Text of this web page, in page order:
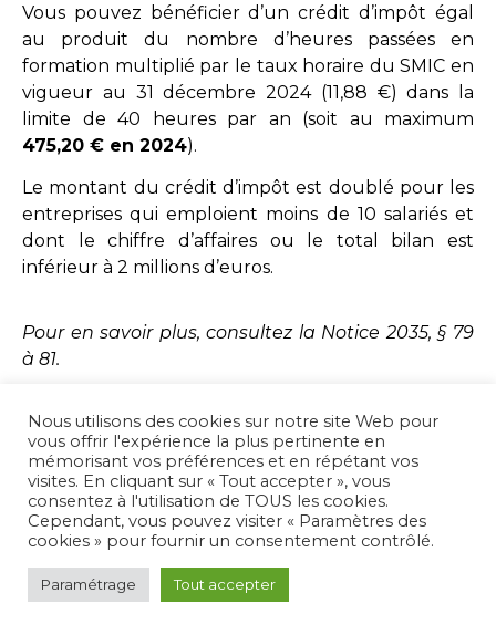
Vous pouvez bénéficier d’un crédit d’impôt égal
au produit du nombre d’heures passées en
formation multiplié par le taux horaire du SMIC en
vigueur au 31 décembre 2024 (11,88 €) dans la
limite de 40 heures par an (soit au maximum
475,20 € en 2024).
Le montant du crédit d’impôt est doublé pour les
entreprises qui emploient moins de 10 salariés et
dont le chiffre d’affaires ou le total bilan est
inférieur à 2 millions d’euros.
Pour en savoir plus, consultez la Notice 2035, § 79
à 81.
A NOTERque le montant du crédit d’impôt est
temporairement doublé pour les entreprises qui
emploient moins de 10 salariés et dont le chiffre
d’affaires ou le total bilan est inférieur à 2 millions
d’euros (formations effectuées entre le 1/1/2022 et
le 31/12/2024),
950,40 € en 2024.
Nous utilisons des cookies sur notre site Web pour
vous offrir l'expérience la plus pertinente en
mémorisant vos préférences et en répétant vos
visites. En cliquant sur « Tout accepter », vous
consentez à l'utilisation de TOUS les cookies.
Cependant, vous pouvez visiter « Paramètres des
cookies » pour fournir un consentement contrôlé.
Paramétrage Tout accepter